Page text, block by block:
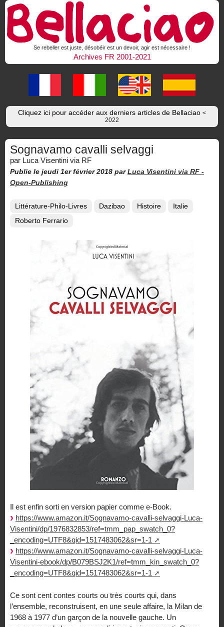
Se rebeller est juste, désobéir est un devoir, agir est nécessaire !
Archives FR 2001-2021
Cliquez ici pour accéder aux derniers articles de Bellaciao <
2022
Sognavamo cavalli selvaggi
par Luca Visentini via RF
Publie le jeudi 1er février 2018 par Luca Visentini via RF -
Open-Publishing
Littérature-Philo-Livres Dazibao Histoire
Italie
Roberto Ferrario
Il est enfin sorti en version papier comme e-Book.
https://www.amazon.it/Sognavamo-cavalli-selvaggi-Luca-
Visentini/dp/1976832853/ref=tmm_pap_swatch_0?
_encoding=UTF8&qid=1517483062&sr=1-1
https://www.amazon.it/Sognavamo-cavalli-selvaggi-Luca-
Visentini-ebook/dp/B079BSJ2K1/ref=tmm_kin_swatch_0?
_encoding=UTF8&qid=1517483062&sr=1-1
Ce sont cent contes courts ou très courts qui, dans
l’ensemble, reconstruisent, en une seule affaire, la Milan de
1968 à 1977 d’un garçon de la nouvelle gauche. Un